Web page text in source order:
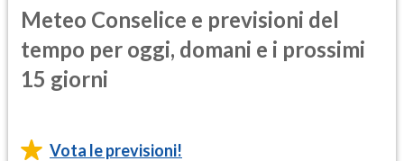
Meteo Conselice e previsioni del
tempo per oggi, domani e i prossimi
15 giorni
Vota le previsioni!